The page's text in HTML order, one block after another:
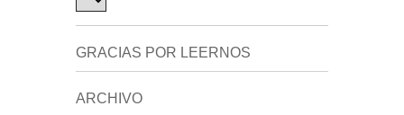
GRACIAS POR LEERNOS
ARCHIVO